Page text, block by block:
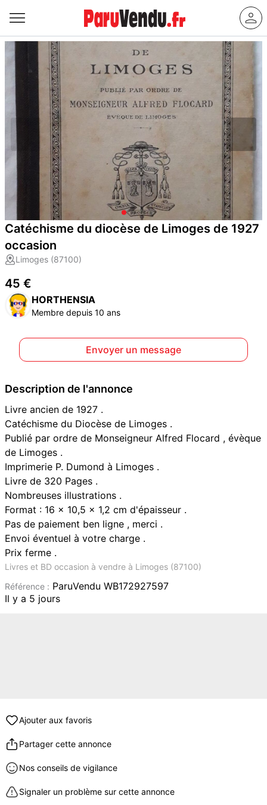
Catéchisme du diocèse de Limoges de 1927
occasion
Limoges (87100)
45 €
HORTHENSIA
Membre depuis 10 ans
Envoyer un message
Description de l'annonce
Livre ancien de 1927 .
Catéchisme du Diocèse de Limoges .
Publié par ordre de Monseigneur Alfred Flocard , évèque
de Limoges .
Imprimerie P. Dumond à Limoges .
Livre de 320 Pages .
Nombreuses illustrations .
Format : 16 x 10,5 x 1,2 cm d'épaisseur .
Pas de paiement ben ligne , merci .
Envoi éventuel à votre charge .
Prix ferme .
Livres et BD occasion à vendre à Limoges (87100)
Référence : ParuVendu WB172927597
Il y a 5 jours
Ajouter aux favoris
Partager cette annonce
Nos conseils de vigilance
Signaler un problème sur cette annonce